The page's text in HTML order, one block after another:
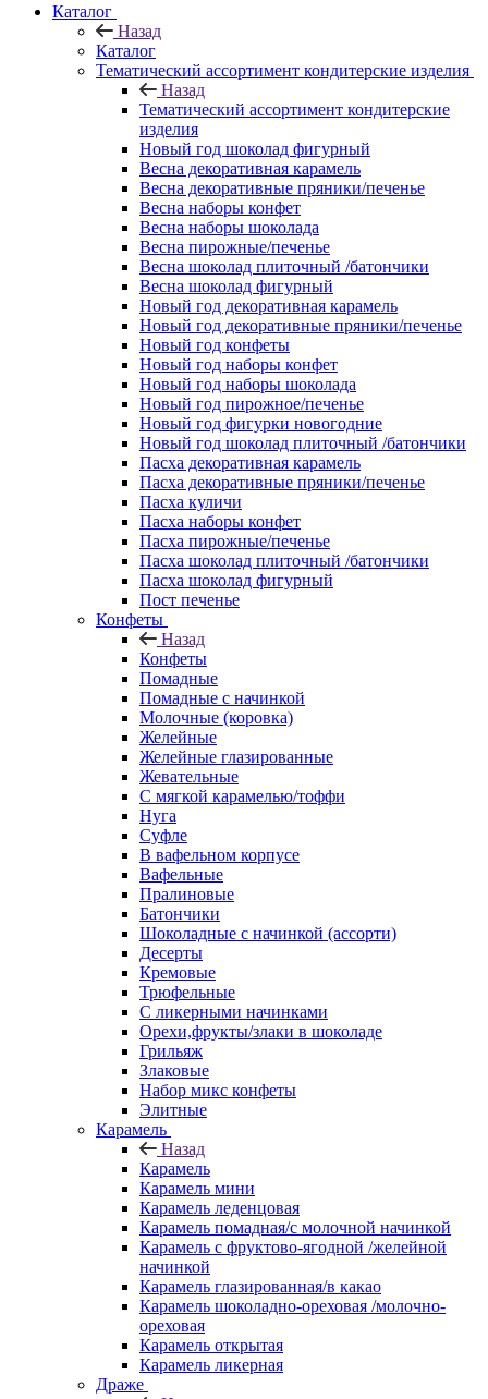
Каталог
Назад
Каталог
Тематический ассортимент кондитерские изделия
Назад
Тематический ассортимент кондитерские
изделия
Новый год шоколад фигурный
Весна декоративная карамель
Весна декоративные пряники/печенье
Весна наборы конфет
Весна наборы шоколада
Весна пирожные/печенье
Весна шоколад плиточный /батончики
Весна шоколад фигурный
Новый год декоративная карамель
Новый год декоративные пряники/печенье
Новый год конфеты
Новый год наборы конфет
Новый год наборы шоколада
Новый год пирожное/печенье
Новый год фигурки новогодние
Новый год шоколад плиточный /батончики
Пасха декоративная карамель
Пасха декоративные пряники/печенье
Пасха куличи
Пасха наборы конфет
Пасха пирожные/печенье
Пасха шоколад плиточный /батончики
Пасха шоколад фигурный
Пост печенье
Конфеты
Назад
Конфеты
Помадные
Помадные с начинкой
Молочные (коровка)
Желейные
Желейные глазированные
Жевательные
С мягкой карамелью/тоффи
Нуга
Суфле
В вафельном корпусе
Вафельные
Пралиновые
Батончики
Шоколадные с начинкой (ассорти)
Десерты
Кремовые
Трюфельные
С ликерными начинками
Орехи,фрукты/злаки в шоколаде
Грильяж
Злаковые
Набор микс конфеты
Элитные
Карамель
Назад
Карамель
Карамель мини
Карамель леденцовая
Карамель помадная/с молочной начинкой
Карамель с фруктово-ягодной /желейной
начинкой
Карамель глазированная/в какао
Карамель шоколадно-ореховая /молочно-
ореховая
Карамель открытая
Карамель ликерная
Драже